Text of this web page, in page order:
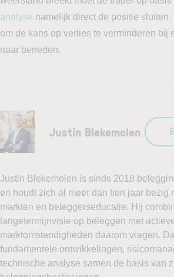
analyse namelijk direct de positie sluiten.
om de kans op verlies te verminderen bij
naar beneden.
Justin Blekemolen
Justin Blekemolen is sinds 2018
en houdt zich al meer dan tien jaar bezig
markten en beleggerseducatie. Hij
langetermijnvisie op beleggen met
marktomstandigheden daarom vragen.
fundamentele ontwikkelingen,
technische analyse samen de basis van